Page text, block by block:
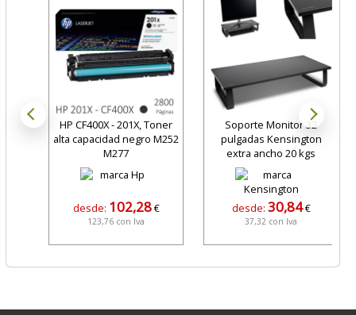
HP CF400X - 201X, Toner
alta capacidad negro M252
M277
desde: 102,28€
123,76 con Iva
Soporte Monitor 32
pulgadas Kensington
extra ancho 20 kgs
desde: 30,84€
37,32 con Iva